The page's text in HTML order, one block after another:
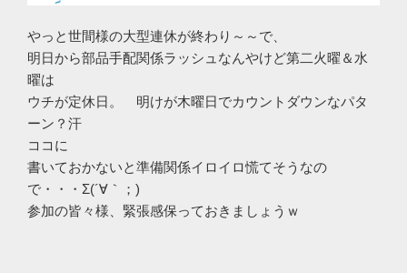
やっと世間様の大型連休が終わり～～で、
明日から部品手配関係ラッシュなんやけど第二火曜＆水
曜は
ウチが定休日。 明けが木曜日でカウントダウンなパタ
ーン？汗
ココに
書いておかないと準備関係イロイロ慌てそうなの
で・・・Σ(´∀｀；)
参加の皆々様、緊張感保っておきましょうｗ